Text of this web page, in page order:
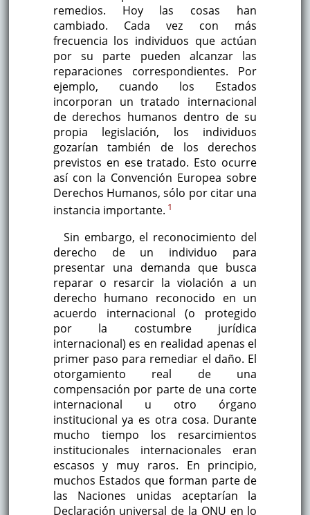
remedios. Hoy las cosas han
cambiado. Cada vez con más
frecuencia los individuos que actúan
por su parte pueden alcanzar las
reparaciones correspondientes. Por
ejemplo, cuando los Estados
incorporan un tratado internacional
de derechos humanos dentro de su
propia legislación, los individuos
gozarían también de los derechos
previstos en ese tratado. Esto ocurre
así con la Convención Europea sobre
Derechos Humanos, sólo por citar una
instancia importante. 1
Sin embargo, el reconocimiento del
derecho de un individuo para
presentar una demanda que busca
reparar o resarcir la violación a un
derecho humano reconocido en un
acuerdo internacional (o protegido
por la costumbre jurídica
internacional) es en realidad apenas el
primer paso para remediar el daño. El
otorgamiento real de una
compensación por parte de una corte
internacional u otro órgano
institucional ya es otra cosa. Durante
mucho tiempo los resarcimientos
institucionales internacionales eran
escasos y muy raros. En principio,
muchos Estados que forman parte de
las Naciones unidas aceptarían la
Declaración universal de la ONU en lo